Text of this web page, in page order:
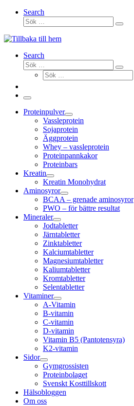
Search
Sök
Sök
Search
Sök
Sök
Sök
Meny
Proteinpulver
Vassleprotein
Sojaprotein
Äggprotein
Whey – vassleprotein
Proteinpannkakor
Proteinbars
Kreatin
Kreatin Monohydrat
Aminosyror
BCAA – grenade aminosyror
PWO – för bättre resultat
Mineraler
Jodtabletter
Järntabletter
Zinktabletter
Kalciumtabletter
Magnesiumtabletter
Kaliumtabletter
Kromtabletter
Selentabletter
Vitaminer
A-Vitamin
B-vitamin
C-vitamin
D-vitamin
Vitamin B5 (Pantotensyra)
K2-vitamin
Sidor
Gymgrossisten
Proteinbolaget
Svenskt Kosttillskott
Hälsobloggen
Om oss